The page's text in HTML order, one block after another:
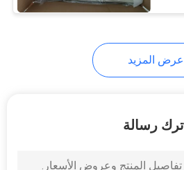
للتحلل
عرض المزيد
اترك رسالة